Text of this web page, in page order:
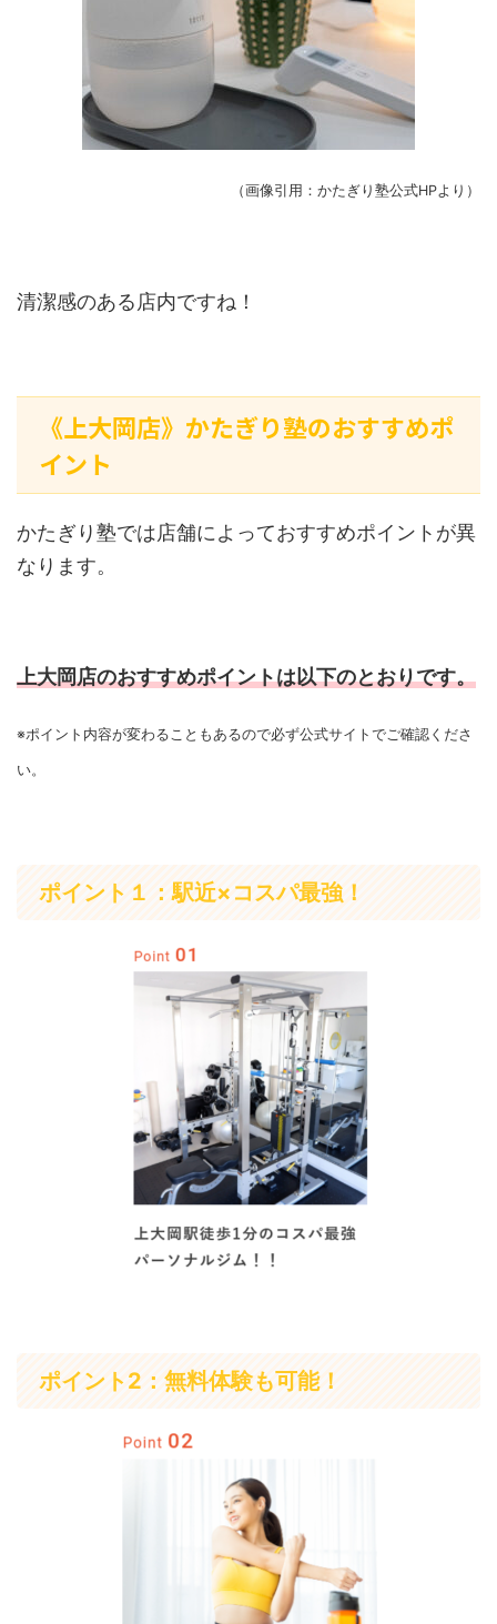
（画像引用：かたぎり塾公式HPより）
清潔感のある店内ですね！
《上大岡店》かたぎり塾のおすすめポ
イント
かたぎり塾では店舗によっておすすめポイントが異
なります。
上大岡店のおすすめポイントは以下のとおりです。
※ポイント内容が変わることもあるので必ず公式サイトでご確認くださ
い。
ポイント１：駅近×コスパ最強！
ポイント2：無料体験も可能！